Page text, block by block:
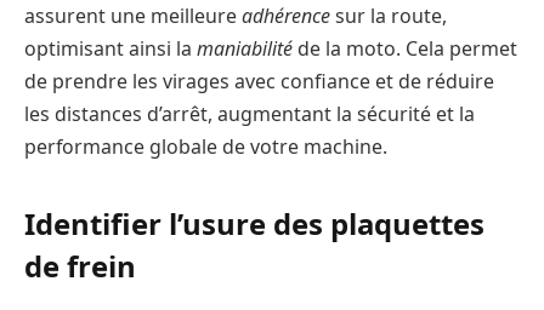
assurent une meilleureadhérencesur la route,
optimisant ainsi la maniabilité de la moto. Cela permet
de prendre les virages avec confiance et de réduire
les distances d’arrêt, augmentant la sécurité et la
performance globale de votre machine.
Identifier l’usure des plaquettes
de frein